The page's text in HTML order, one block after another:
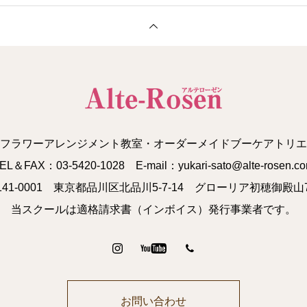
フラワーアレンジメント教室・オーダーメイドブーケアトリエ
＆FAX：03-5420-1028 E-mail：yukari-sato@alte-
0001 東京都品川区北品川5-7-14 グローリア初穂御殿山
当スクールは適格請求書（インボイス）発行事業者です。
お問い合わせ